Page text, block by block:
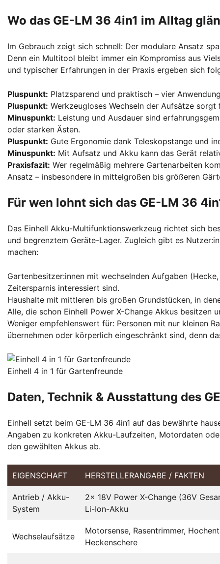
Wo das GE-LM 36 4in1 im Alltag
Im Gebrauch zeigt sich schnell: Der modulare Ansatz
Denn ein Multitool bleibt immer ein Kompromiss aus
und typischer Erfahrungen in der Praxis ergeben sich
Pluspunkt: Platzsparend und praktisch – vier
Pluspunkt: Werkzeugloses Wechseln der Aufsätze
Minuspunkt: Leistung und Ausdauer sind
oder starken Ästen.
Pluspunkt: Gute Ergonomie dank Teleskopstange und
Minuspunkt: Mit Aufsatz und Akku kann das Gerät
Praxisfazit: Wer regelmäßig mehrere Gartenarbeiten
Ansatz – insbesondere in mittelgroßen bis größeren
Für wen lohnt sich das GE-LM 36
Das Einhell Akku-Multifunktionswerkzeug richtet sich
und begrenztem Geräte-Lager. Zugleich gibt es
machen:
Gartenbesitzer:innen mit wechselnden Aufgaben
Zeitersparnis interessiert sind.
Haushalte mit mittleren bis großen Grundstücken, in
Alle, die schon Einhell Power X-Change Akkus besitzen
Weniger empfehlenswert für: Personen mit nur kleinen
übernehmen oder körperlich eingeschränkt sind, denn
Einhell 4 in 1 für Gartenfreunde
Daten, Technik & Ausstattung des
Einhell setzt beim GE-LM 36 4in1 auf das bewährte
Angaben zu konkreten Akku-Laufzeiten, Motordaten
den gewählten Akkus ab.
EIGENSCHAFT HERSTELLERANGABE / FAKTEN
Antrieb / Akku-
System
2x 18V Power X-Change (36V
Li-Ion-Akku
Wechselaufsätze
Motorsense, Rasentrimmer,
Heckenschere